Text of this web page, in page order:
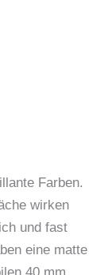
Farben.
wirken
und fast
eine matte